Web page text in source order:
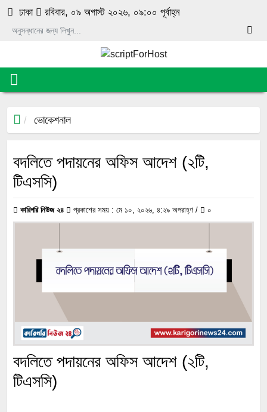
ঢাকা রবিবার, ০৯ অগাস্ট ২০২৬, ০৯:০০ পূর্বাহ্ন
ভোকেশনাল
বদলিতে পদায়নের অফিস আদেশ (২টি,
টিএসসি)
কারিগরি নিউজ ২৪ প্রকাশের সময় : মে ১০, ২০২৬, ৪:২৯ অপরাহ্ণ / ০
বদলিতে পদায়নের অফিস আদেশ (২টি,
টিএসসি)